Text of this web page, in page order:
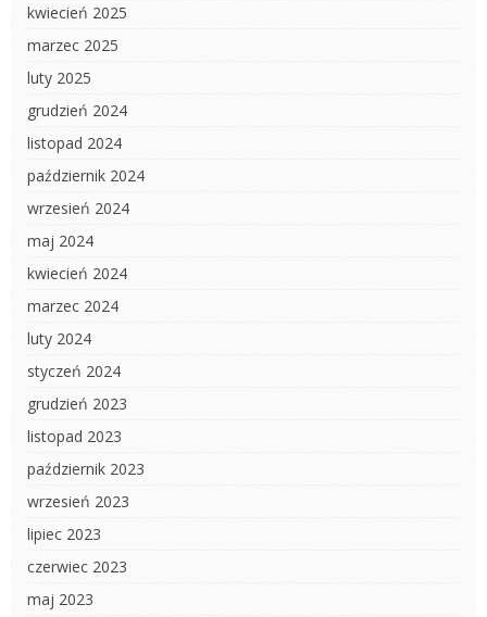
kwiecień 2025
marzec 2025
luty 2025
grudzień 2024
listopad 2024
październik 2024
wrzesień 2024
maj 2024
kwiecień 2024
marzec 2024
luty 2024
styczeń 2024
grudzień 2023
listopad 2023
październik 2023
wrzesień 2023
lipiec 2023
czerwiec 2023
maj 2023